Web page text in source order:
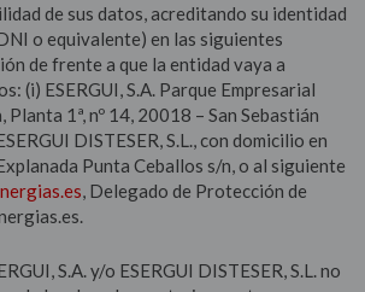
de sus datos, acreditando su identidad
o equivalente) en las siguientes
de frente a que la entidad vaya a
(i) ESERGUI, S.A. Parque Empresarial
1ª, nº 14, 20018 – San Sebastián
DISTESER, S.L., con domicilio en
Punta Ceballos s/n, o al siguiente
, Delegado de Protección de
S.A. y/o ESERGUI DISTESER, S.L. no